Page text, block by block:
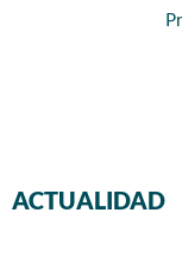
ACTUALIDAD